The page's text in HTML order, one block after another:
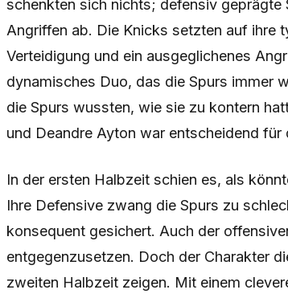
schenkten sich nichts; defensiv
Angriffen ab. Die Knicks setzten auf ihre
Verteidigung und ein ausgeglichenes
dynamisches Duo, das die Spurs immer
die Spurs wussten, wie sie zu kontern
und Deandre Ayton war entscheidend für
In der ersten Halbzeit schien es, als
Ihre Defensive zwang die Spurs zu
konsequent gesichert. Auch der
entgegenzusetzen. Doch der Charakter
zweiten Halbzeit zeigen. Mit einem